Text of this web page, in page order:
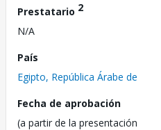
Prestatario 2
N/A
País
Egipto, República Árabe de
Fecha de aprobación
(a partir de la presentación